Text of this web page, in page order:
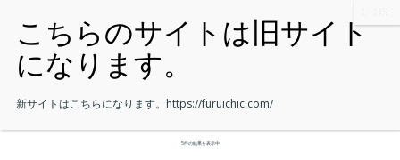
5件の結果を表示中
新サイトはこちらになります。 https://furuichic.com/